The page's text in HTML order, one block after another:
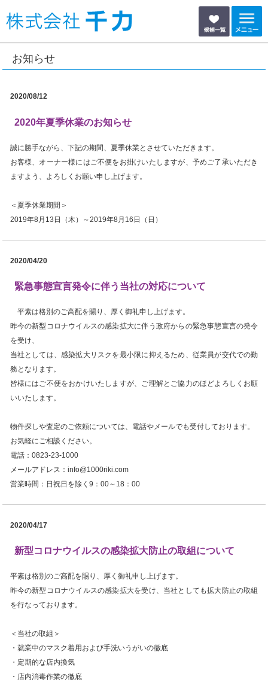
2020/08/12
2020年夏季休業のお知らせ
誠に勝手ながら、下記の期間、夏季休業とさせていただきます。
お客様、オーナー様にはご不便をお掛けいたしますが、予めご了承いただき
ますよう、よろしくお願い申し上げます。
＜夏季休業期間＞
2019年8月13日（木）～2019年8月16日（日）
2020/04/20
緊急事態宣言発令に伴う当社の対応について
平素は格別のご高配を賜り、厚く御礼申し上げます。
昨今の新型コロナウイルスの感染拡大に伴う政府からの緊急事態宣言の発令
を受け、
当社としては、感染拡大リスクを最小限に抑えるため、従業員が交代での勤
務となります。
皆様にはご不便をおかけいたしますが、ご理解とご協力のほどよろしくお願
いいたします。
物件探しや査定のご依頼については、電話やメールでも受付しております。
お気軽にご相談ください。
電話：0823-23-1000
メールアドレス：info@1000riki.com
営業時間：日祝日を除く9：00～18：00
2020/04/17
新型コロナウイルスの感染拡大防止の取組について
平素は格別のご高配を賜り、厚く御礼申し上げます。
昨今の新型コロナウイルスの感染拡大を受け、当社としても拡大防止の取組
を行なっております。
＜当社の取組＞
・就業中のマスク着用および手洗いうがいの徹底
・定期的な店内換気
・店内消毒作業の徹底